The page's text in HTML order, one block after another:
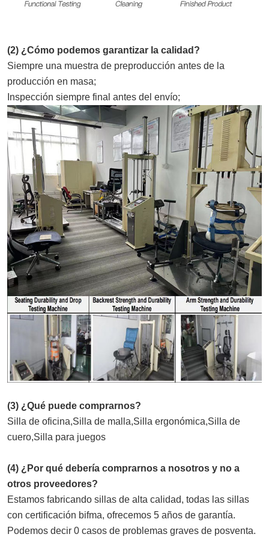
(2) ¿Cómo podemos garantizar la calidad?
Siempre una muestra de preproducción antes de la
producción en masa;
Inspección siempre final antes del envío;
(3) ¿Qué puede comprarnos?
Silla de oficina,Silla de malla,Silla ergonómica,Silla de
cuero,Silla para juegos
(4) ¿Por qué debería comprarnos a nosotros y no a
otros proveedores?
Estamos fabricando sillas de alta calidad, todas las sillas
con certificación bifma, ofrecemos 5 años de garantía.
Podemos decir 0 casos de problemas graves de posventa.